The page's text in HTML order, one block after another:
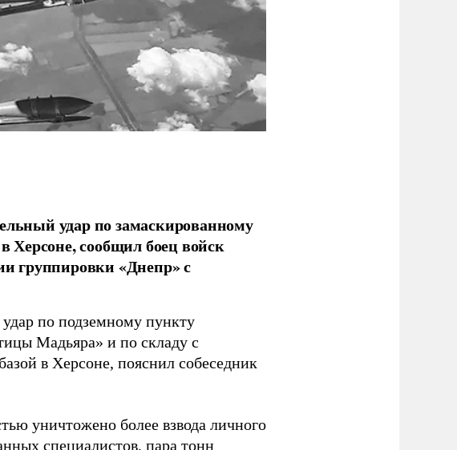
удар по замаскированному
Херсоне, сообщил боец войск
группировки «Днепр» с
по подземному пункту
Мадьяра» и по складу с
в Херсоне, пояснил собеседник
уничтожено более взвода личного
специалистов, пара тонн